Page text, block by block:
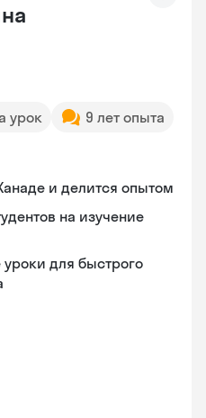
урок
9 лет опыта
и делится опытом
на изучение
для быстрого